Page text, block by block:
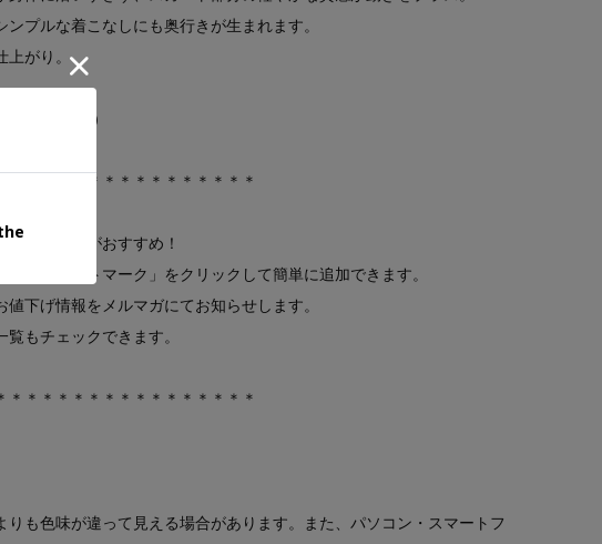
プルな着こなしにも奥行きが生まれます。
上がり。
ズ：38（M）
＊＊＊＊＊＊＊＊＊＊＊＊＊＊＊＊
り登録】がおすすめ！
ある「ハートマーク」をクリックして簡単に追加できます。
下げ情報をメルマガにてお知らせします。
もチェックできます。
＊＊＊＊＊＊＊＊＊＊＊＊＊＊＊＊
も色味が違って見える場合があります。また、パソコン・スマートフ